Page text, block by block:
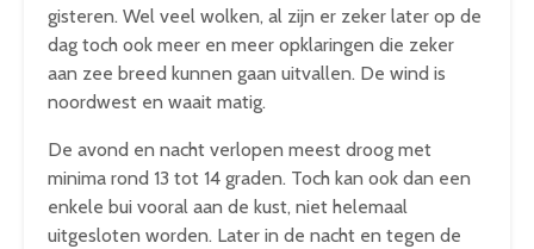
gisteren. Wel veel wolken, al zijn er zeker later op de
dag toch ook meer en meer opklaringen die zeker
aan zee breed kunnen gaan uitvallen. De wind is
noordwest en waait matig.
De avond en nacht verlopen meest droog met
minima rond 13 tot 14 graden. Toch kan ook dan een
enkele bui vooral aan de kust, niet helemaal
uitgesloten worden. Later in de nacht en tegen de